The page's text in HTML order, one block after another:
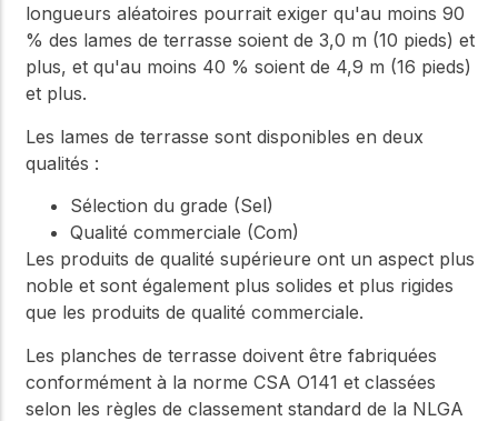
longueurs aléatoires pourrait exiger qu'au moins 90
% des lames de terrasse soient de 3,0 m (10 pieds) et
plus, et qu'au moins 40 % soient de 4,9 m (16 pieds)
et plus.
Les lames de terrasse sont disponibles en deux
qualités :
Sélection du grade (Sel)
Qualité commerciale (Com)
Les produits de qualité supérieure ont un aspect plus
noble et sont également plus solides et plus rigides
que les produits de qualité commerciale.
Les planches de terrasse doivent être fabriquées
conformément à la norme CSA O141 et classées
selon les règles de classement standard de la NLGA